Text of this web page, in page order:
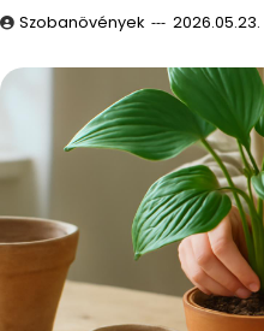
Szobanövények 2026.05.23.